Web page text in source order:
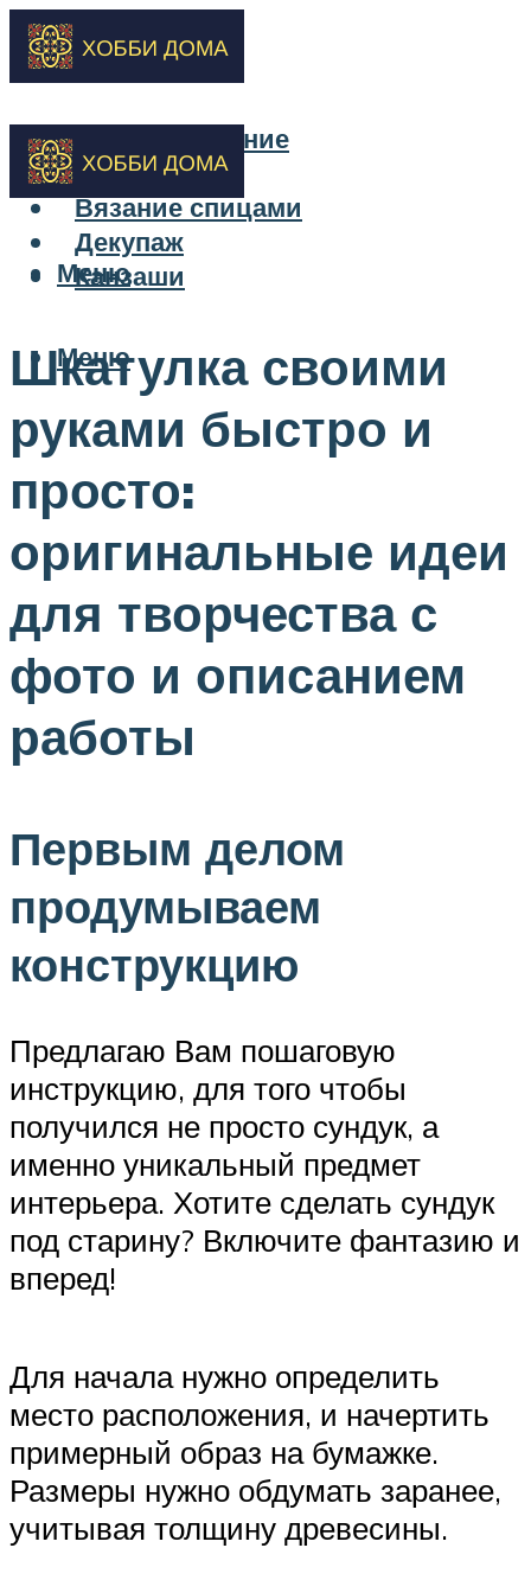
Бисероплетение
Вышивка
Вязание спицами
Декупаж
Канзаши
Меню
Меню
Шкатулка своими
руками быстро и
просто:
оригинальные идеи
для творчества с
фото и описанием
работы
Первым делом
продумываем
конструкцию
Предлагаю Вам пошаговую
инструкцию, для того чтобы
получился не просто сундук, а
именно уникальный предмет
интерьера. Хотите сделать сундук
под старину? Включите фантазию и
вперед!
Для начала нужно определить
место расположения, и начертить
примерный образ на бумажке.
Размеры нужно обдумать заранее,
учитывая толщину древесины.